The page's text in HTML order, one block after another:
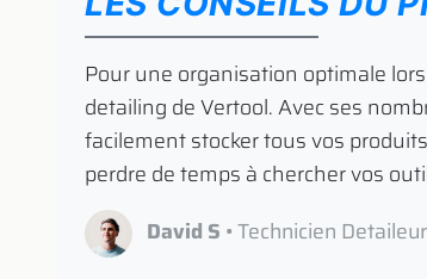
Pour une organisation optimale
detailing de Vertool. Avec ses
facilement stocker tous vos
perdre de temps à chercher vos
David S • Technicien